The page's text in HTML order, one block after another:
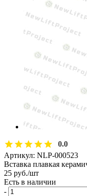
0.0
Артикул: NLP-000523
Вставка плавкая
25 руб./шт
Есть в наличии
-